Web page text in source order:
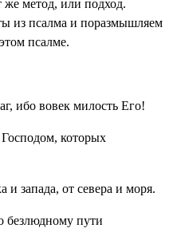
же метод, или подход.
из псалма и поразмышляем
псалме.
ибо вовек милость Его!
которых
и запада, от севера и моря.
безлюдному пути